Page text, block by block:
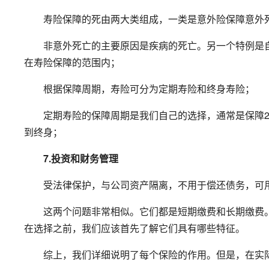
寿险保障的死由两大类组成，一类是意外险保障意外
非意外死亡的主要原因是疾病的死亡。另一个特例是
在寿险保障的范围内；
根据保障周期，寿险可分为定期寿险和终身寿险；
定期寿险的保障周期是我们自己的选择，通常是保障
到终身；
7.投资和财务管理
受法律保护，与公司资产隔离，不用于偿还债务，可
这两个问题非常相似。它们都是短期缴费和长期缴费
在选择之前，我们应该首先了解它们具有哪些特征。
综上，我们详细说明了每个保险的作用。但是，在实